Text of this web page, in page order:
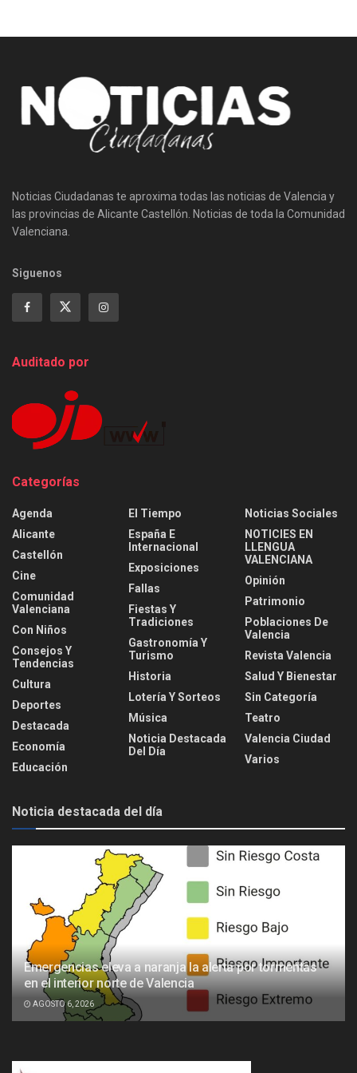
Noticias Ciudadanas te aproxima todas las noticias de Valencia y
las provincias de Alicante Castellón. Noticias de toda la Comunidad
Valenciana.
Siguenos
Auditado por
Categorías
Agenda
Alicante
Castellón
Cine
Comunidad
Valenciana
Con Niños
Consejos Y
Tendencias
Cultura
Deportes
Destacada
Economía
Educación
El Tiempo
España E
Internacional
Exposiciones
Fallas
Fiestas Y
Tradiciones
Gastronomía Y
Turismo
Historia
Lotería Y Sorteos
Música
Noticia Destacada
Del Día
Noticias Sociales
NOTICIES EN
LLENGUA
VALENCIANA
Opinión
Patrimonio
Poblaciones De
Valencia
Revista Valencia
Salud Y Bienestar
Sin Categoría
Teatro
Valencia Ciudad
Varios
Noticia destacada del día
Emergencias eleva a naranja la alerta por tormentas
en el interior norte de Valencia
AGOSTO 6, 2026